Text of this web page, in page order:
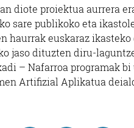
diote proiektua aurrera
sare publikoko eta
haurrak euskaraz
jaso dituzten diru-
– Nafarroa programak
Artifizial Aplikatua